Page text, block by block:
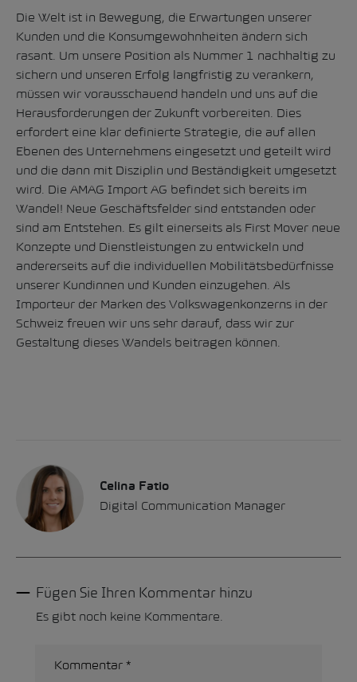
Die Welt ist in Bewegung, die Erwartungen unserer
Kunden und die Konsumgewohnheiten ändern sich
rasant. Um unsere Position als Nummer 1 nachhaltig zu
sichern und unseren Erfolg langfristig zu verankern,
müssen wir vorausschauend handeln und uns auf die
Herausforderungen der Zukunft vorbereiten. Dies
erfordert eine klar definierte Strategie, die auf allen
Ebenen des Unternehmens eingesetzt und geteilt wird
und die dann mit Disziplin und Beständigkeit umgesetzt
wird. Die AMAG Import AG befindet sich bereits im
Wandel! Neue Geschäftsfelder sind entstanden oder
sind am Entstehen. Es gilt einerseits als First Mover neue
Konzepte und Dienstleistungen zu entwickeln und
andererseits auf die individuellen Mobilitätsbedürfnisse
unserer Kundinnen und Kunden einzugehen. Als
Importeur der Marken des Volkswagenkonzerns in der
Schweiz freuen wir uns sehr darauf, dass wir zur
Gestaltung dieses Wandels beitragen können.
Celina Fatio
Digital Communication Manager
Fügen Sie Ihren Kommentar hinzu
Es gibt noch keine Kommentare.